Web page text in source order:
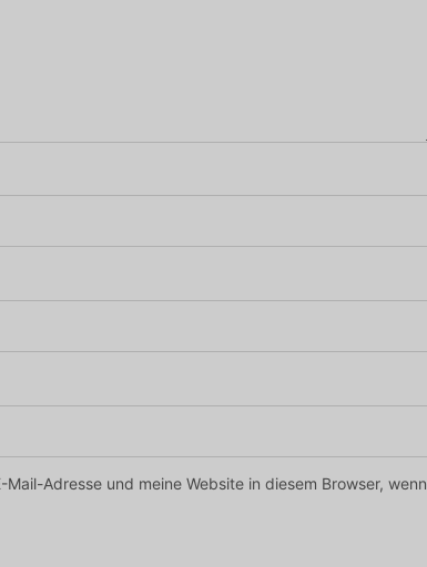
Adresse und meine Website in diesem Browser, wenn